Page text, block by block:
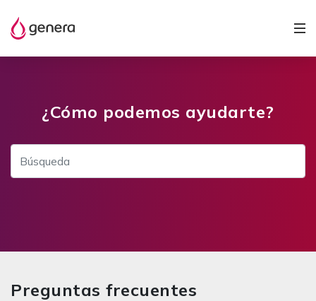
¿Cómo podemos ayudarte?
Preguntas frecuentes